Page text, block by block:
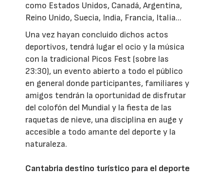
como Estados Unidos, Canadá, Argentina,
Reino Unido, Suecia, India, Francia, Italia...
Una vez hayan concluido dichos actos
deportivos, tendrá lugar el ocio y la música
con la tradicional Picos Fest (sobre las
23:30), un evento abierto a todo el público
en general donde participantes, familiares y
amigos tendrán la oportunidad de disfrutar
del colofón del Mundial y la fiesta de las
raquetas de nieve, una disciplina en auge y
accesible a todo amante del deporte y la
naturaleza.
Cantabria destino turístico para el deporte